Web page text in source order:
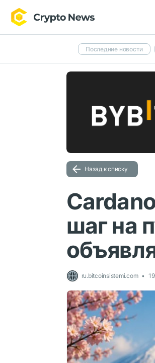
Последние новости
Назад к списку
шаг на
ru.bitcoinsistemi.com